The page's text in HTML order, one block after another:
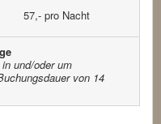
pro Nacht
und/oder um
von 14